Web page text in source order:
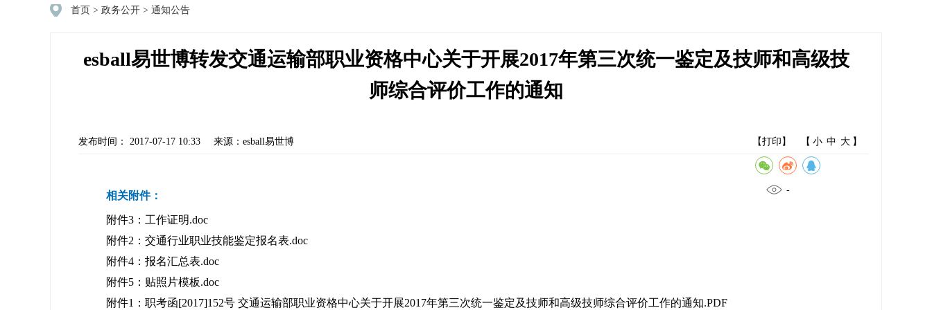
首页 > 政务公开 > 通知公告
esball易世博转发交通运输部职业资格中心关于开展2017年第三次统一鉴定及技师和高级技
师综合评价工作的通知
发布时间： 2017-07-17 10:33 来源：esball易世博 【打印】 【 小 中 大 】
-
相关附件：
附件3：工作证明.doc
附件2：交通行业职业技能鉴定报名表.doc
附件4：报名汇总表.doc
附件5：贴照片模板.doc
附件1：职考函[2017]152号 交通运输部职业资格中心关于开展2017年第三次统一鉴定及技师和高级技师综合评价工作的通知.PDF